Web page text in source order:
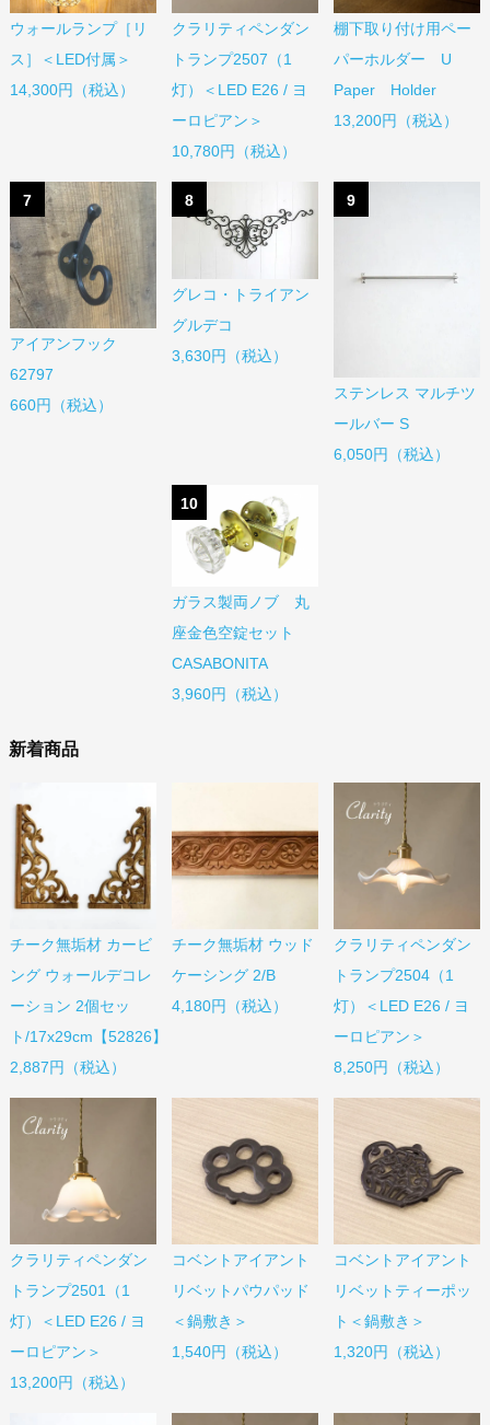
ウォールランプ［リ
ス］＜LED付属＞
14,300円（税込）
クラリティペンダン
トランプ2507（1
灯）＜LED E26 / ヨ
ーロピアン＞
10,780円（税込）
棚下取り付け用ペー
パーホルダー U
Paper Holder
13,200円（税込）
7
アイアンフック
62797
660円（税込）
8
グレコ・トライアン
グルデコ
3,630円（税込）
9
ステンレス マルチツ
ールバー S
6,050円（税込）
10
ガラス製両ノブ 丸
座金色空錠セット
CASABONITA
3,960円（税込）
新着商品
チーク無垢材 カービ
ング ウォールデコレ
ーション 2個セッ
ト/17x29cm【52826】
2,887円（税込）
チーク無垢材 ウッド
ケーシング 2/B
4,180円（税込）
クラリティペンダン
トランプ2504（1
灯）＜LED E26 / ヨ
ーロピアン＞
8,250円（税込）
クラリティペンダン
トランプ2501（1
灯）＜LED E26 / ヨ
ーロピアン＞
13,200円（税込）
コベントアイアント
リベットパウパッド
＜鍋敷き＞
1,540円（税込）
コベントアイアント
リベットティーポッ
ト＜鍋敷き＞
1,320円（税込）